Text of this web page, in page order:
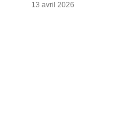
13 avril 2026